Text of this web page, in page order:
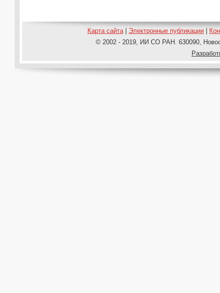
Карта сайта| Электронные публикации
© 2002 - 2019, ИИ СО РАН. 630090,